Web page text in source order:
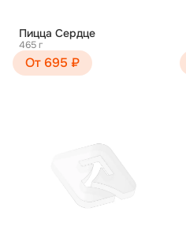
Пицца Сердце
465 г
От 695 ₽